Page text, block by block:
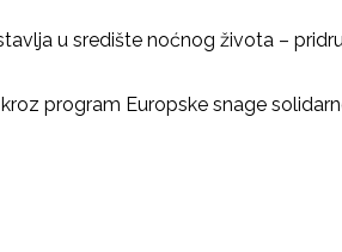
u središte noćnog života –
program Europske snage